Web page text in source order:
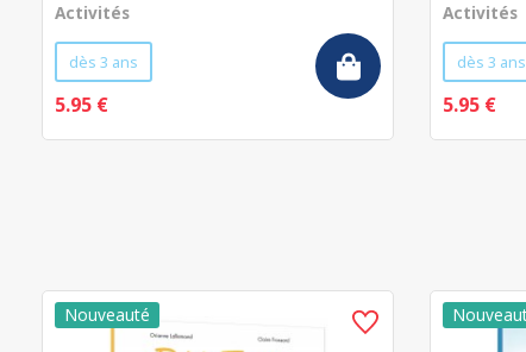
Activités
dès 3 ans
5.95 €
Activités
dès 3 ans
5.95 €